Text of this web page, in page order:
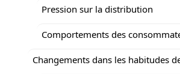
Pression sur la distribution
Comportements des
Changements dans les habitudes